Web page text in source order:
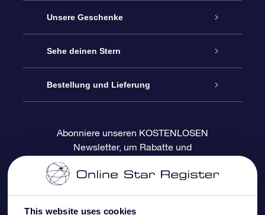
This website uses cookies
Service
Kontakt
Blog
Bewertungen
Unsere Geschenke
Sterne schenken
OSR-Geschenkpaket
OSR-Geschenkgutschein
Firmengeschenke
Sehe deinen Stern
Sternregister
Personalisierte Sternseite
One Million Stars
Bestellung und Lieferung
Zahlungsinformationen
Versandinformationen
Abonniere unseren KOSTENLOSEN
Newsletter, um Rabatte und